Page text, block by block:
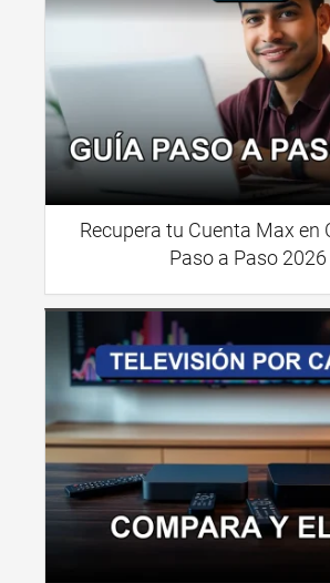
Recupera tu Cuenta Max en
Paso a Paso 2026